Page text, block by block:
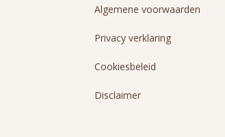
Algemene voorwaarden
Privacy verklaring
Cookiesbeleid
Disclaimer